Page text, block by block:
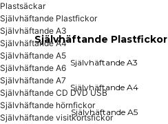
Självhäftande A6
Självhäftande CD DVD USB
Självhäftande hörnfickor
Självhäftande visitkortsfickor
Självhäftande rektangulära
Plomberingspåsar
Självhäftande Plastfickor
Självhäftande A3
Självhäftande A4
Självhäftande A5
Plastsäckar
Självhäftande Plastfickor
Självhäftande A3
Självhäftande A4
Självhäftande A5
Självhäftande A6
Självhäftande A7
Självhäftande CD DVD USB
Självhäftande hörnfickor
Självhäftande visitkortsfickor